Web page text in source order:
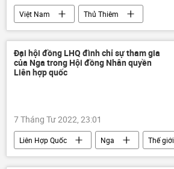
Việt Nam
Thủ Thiêm
Thành phố Hồ Chí Minh
Đại hội đồng LHQ đình chỉ sự tham gia
của Nga trong Hội đồng Nhân quyền
Liên hợp quốc
7 Tháng Tư 2022, 23:01
Liên Hợp Quốc Nga
Thế giới
Cuộc khủng hoảng ở Ukraina
Ukraina